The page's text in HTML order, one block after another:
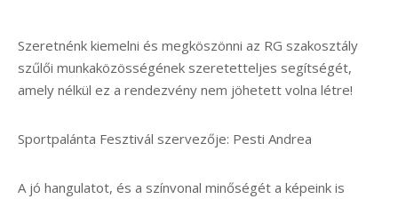
Szeretnénk kiemelni és megköszönni az RG szakosztály
szűlői munkaközösségének szeretetteljes segítségét,
amely nélkül ez a rendezvény nem jöhetett volna létre!
Sportpalánta Fesztivál szervezője: Pesti Andrea
A jó hangulatot, és a színvonal minőségét a képeink is